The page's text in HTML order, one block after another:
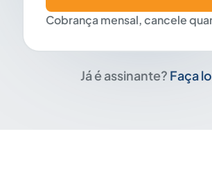
Cobrança mensal, cancele
Já é assinante? Faça